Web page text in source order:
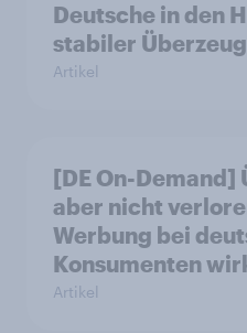
Deutsche in den
stabiler
Artikel
[DE On-Demand]
aber nicht
Werbung bei
Konsumenten
Artikel